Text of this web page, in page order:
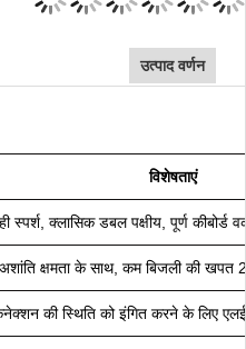
उत्पाद वर्णन
विशेषताएं
स्पर्श, क्लासिक डबल पक्षीय, पूर्ण कीबोर्ड
अशांति क्षमता के साथ, कम बिजली की
की स्थिति को इंगित करने के लिए